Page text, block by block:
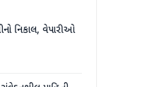
નિકાલ, વેપારીઓ